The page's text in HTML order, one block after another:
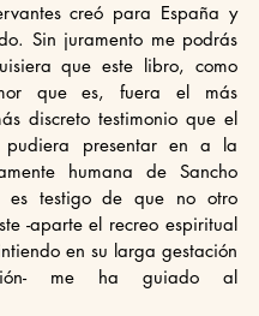
creó para España y
Sin juramento me podrás
que este libro, como
que es, fuera el más
discreto testimonio que el
presentar en a la
humana de Sancho
es testigo de que no otro
-aparte el recreo espiritual
en su larga gestación
me ha guiado al